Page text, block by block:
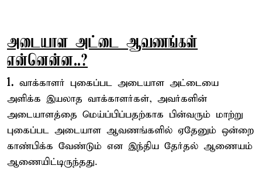
அடையாள அட்டை ஆவணங்கள்
என்னென்ன..?
1. வாக்காளர் புகைப்பட அடையாள அட்டையை
அளிக்க இயலாத வாக்காளர்கள், அவர்களின்
அடையாளத்தை மெய்ப்பிப்பதற்காக பின்வரும் மாற்று
புகைப்பட அடையாள ஆவணங்களில் ஏதேனும் ஒன்றை
காண்பிக்க வேண்டும் என இந்திய தேர்தல் ஆணையம்
ஆணையிட்டிருந்தது.